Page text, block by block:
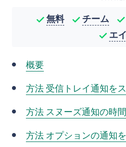
無料 チーム
エ
概要
方法 受信トレイ通知を
方法 スヌーズ通知の時
方法 オプションの通知